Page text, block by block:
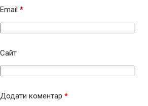
Email *
Сайт
Додати коментар *